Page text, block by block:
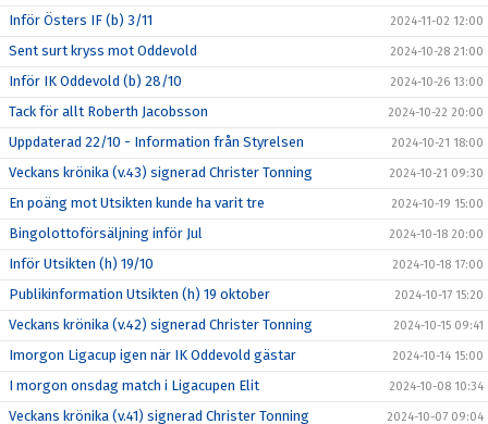
Inför Östers IF (b) 3/11 2024-11-02 12:00
Sent surt kryss mot Oddevold 2024-10-28 21:00
Inför IK Oddevold (b) 28/10 2024-10-26 13:00
Tack för allt Roberth Jacobsson 2024-10-22 20:00
Uppdaterad 22/10 - Information från Styrelsen 2024-10-21 18:00
Veckans krönika (v.43) signerad Christer Tonning 2024-10-21 09:30
En poäng mot Utsikten kunde ha varit tre 2024-10-19 15:00
Bingolottoförsäljning inför Jul 2024-10-18 20:00
Inför Utsikten (h) 19/10 2024-10-18 17:00
Publikinformation Utsikten (h) 19 oktober 2024-10-17 15:20
Veckans krönika (v.42) signerad Christer Tonning 2024-10-15 09:41
Imorgon Ligacup igen när IK Oddevold gästar 2024-10-14 15:00
I morgon onsdag match i Ligacupen Elit 2024-10-08 10:34
Veckans krönika (v.41) signerad Christer Tonning 2024-10-07 09:04